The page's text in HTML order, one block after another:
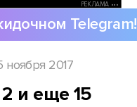
РЕКЛАМА •••
Telegram!
ноября 2017
и еще 15